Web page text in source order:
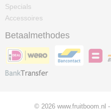
Specials
Accessoires
Betaalmethodes
© 2026 www.fruitboom.nl